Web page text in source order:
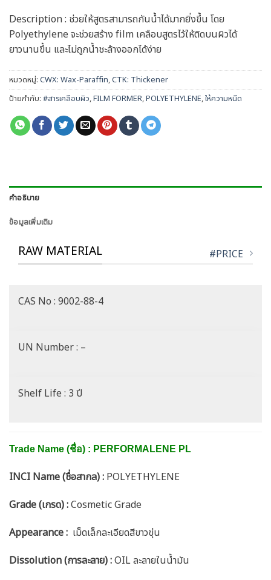
Description : ช่วยให้สูตรสามารถกันน้ำได้มากยิ่งขึ้น โดย
Polyethylene จะช่วยสร้าง film เคลือบสูตรไว้ให้ติดบนผิวได้
ยาวนานขึ้น และไม่ถูกน้ำชะล้างออกได้ง่าย
หมวดหมู่: CWX: Wax-Paraffin,CTK: Thickener
ป้ายกำกับ: #สารเคลือบผิว,FILM FORMER,POLYETHYLENE,ให้ความหนืด
คำอธิบาย
ข้อมูลเพิ่มเติม
RAW MATERIAL #PRICE
CAS No : 9002-88-4
UN Number : –
Shelf Life : 3 ปี
Trade Name (ชื่อ) : PERFORMALENE PL
INCI Name (ชื่อสากล) : POLYETHYLENE
Grade (เกรด) :Cosmetic Grade
Appearance : เม็ดเล็กละเอียดสีขาวขุ่น
Dissolution (การละลาย) :OIL ละลายในน้ำมัน